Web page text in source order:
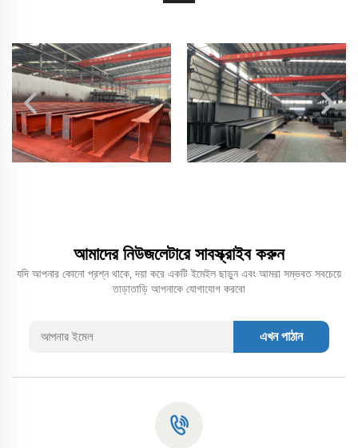
আমাদের নিউজলেটারে সাবস্ক্রাইব করুন
যদি আপনার কোনো প্রশ্ন থাকে, দয়া করে একটি ইমেইল ছাড়ুন এবং আমরা সম্ভবত সবচেয়ে
তাড়াতাড়ি আপনাকে যোগাযোগ করবো
এখন পাঠান